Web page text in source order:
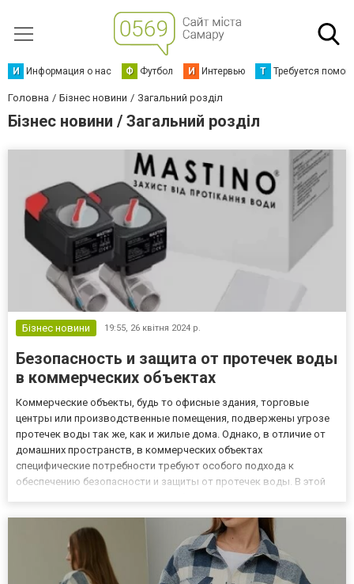
И Информация о нас Ф Футбол И Интервью Т Требуется
Головна Бізнес новини Загальний розділ
Бізнес новини / Загальний розділ
Бізнес новини 19:55, 26 квітня 2024 р.
Безопасность и защита от протечек воды
в коммерческих объектах
Коммерческие объекты, будь то офисные здания, торговые
центры или производственные помещения, подвержены угрозе
протечек воды так же, как и жилые дома. Однако, в отличие от
домашних пространств, в коммерческих объектах
специфические потребности требуют особого подхода к
обеспечению безопасности и защиты от протечек воды. В этой
протечек? В таком с...